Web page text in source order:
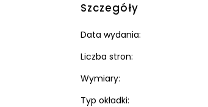
Szczegóły
Data wydania:
Liczba stron:
Wymiary:
Typ okładki: